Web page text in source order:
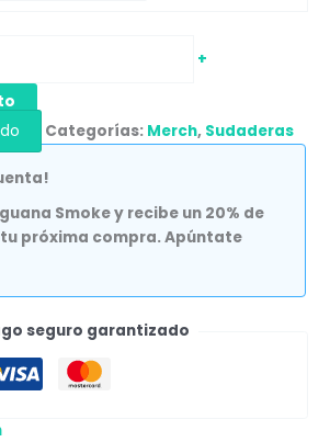
+
Categorías: Merch, Sudaderas
Smoke y recibe un 20% de
próxima compra. Apúntate
seguro garantizado